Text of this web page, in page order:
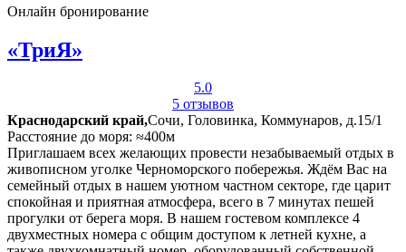
Онлайн бронирование
«ТриЯ»
5.0
5 отзывов
Краснодарский край,Сочи, Головинка, Коммунаров, д.15/1
Расстояние до моря: ≈400м
Приглашаем всех желающих провести незабываемый отдых в
живописном уголке Черноморского побережья. Ждём Вас на
семейный отдых в нашем уютном частном секторе, где царит
спокойная и приятная атмосфера, всего в 7 минутах пешей
прогулки от берега моря. В нашем гостевом комплексе 4
двухместных номера с общим доступом к летней кухне, а